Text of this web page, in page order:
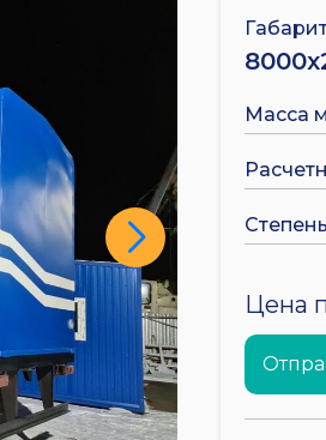
Масса
Цена